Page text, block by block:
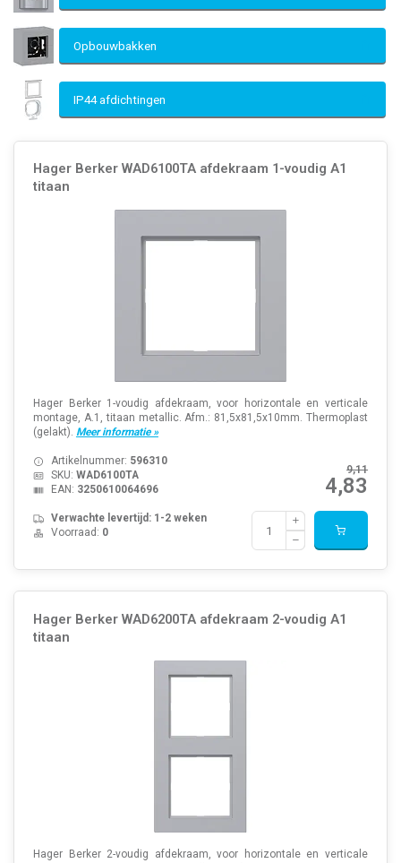
Opbouwbakken
IP44 afdichtingen
Hager Berker WAD6100TA afdekraam 1-voudig A1
titaan
Hager Berker 1-voudig afdekraam, voor horizontale en verticale
montage, A.1, titaan metallic. Afm.: 81,5x81,5x10mm. Thermoplast
(gelakt). Meer informatie »
9,11
4,83
Artikelnummer: 596310
SKU: WAD6100TA
EAN: 3250610064696
Verwachte levertijd: 1-2 weken
Voorraad: 0
Hager Berker WAD6200TA afdekraam 2-voudig A1
titaan
Hager Berker 2-voudig afdekraam, voor horizontale en verticale